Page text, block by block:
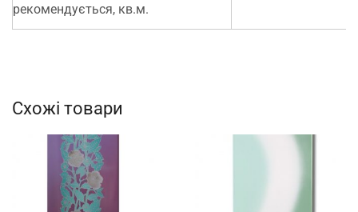
рекомендується, кв.м.
Схожі товари